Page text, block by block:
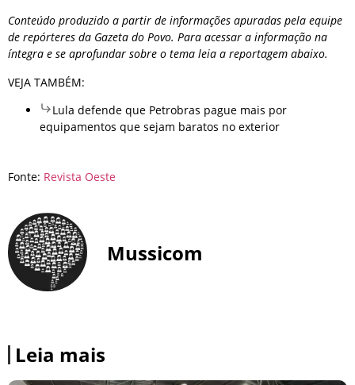
Conteúdo produzido a partir de informações apuradas pela equipe
de repórteres da Gazeta do Povo. Para acessar a informação na
íntegra e se aprofundar sobre o tema leia a reportagem abaixo.
VEJA TAMBÉM:
Lula defende que Petrobras pague mais por
equipamentos que sejam baratos no exterior
Fonte: Revista Oeste
Mussicom
Leia mais